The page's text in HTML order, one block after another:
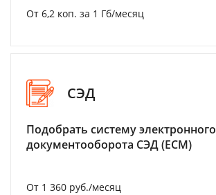
От 6,2 коп. за 1 Гб/месяц
СЭД
Подобрать систему электронного
документооборота СЭД (ECM)
От 1 360 руб./месяц